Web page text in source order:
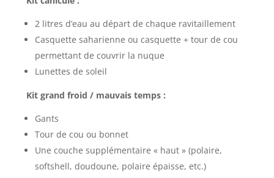
2 litres d’eau au départ de chaque ravitaillement
Casquette saharienne ou casquette + tour de cou
permettant de couvrir la nuque
Lunettes de soleil
Kit grand froid / mauvais temps :
Gants
Tour de cou ou bonnet
Une couche supplémentaire « haut » (polaire,
softshell, doudoune, polaire épaisse, etc.)